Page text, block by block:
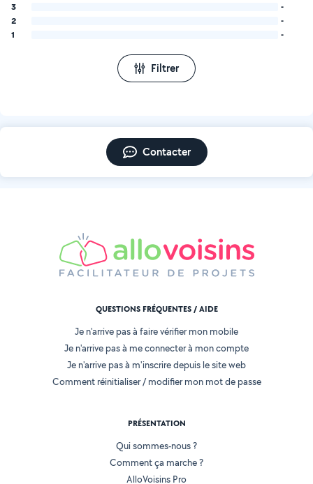
3
-
2
-
1
-
Filtrer
Contacter
QUESTIONS FRÉQUENTES / AIDE
Je n'arrive pas à faire vérifier mon mobile
Je n'arrive pas à me connecter à mon compte
Je n'arrive pas à m'inscrire depuis le site web
Comment réinitialiser / modifier mon mot de passe
PRÉSENTATION
Qui sommes-nous ?
Comment ça marche ?
AlloVoisins Pro